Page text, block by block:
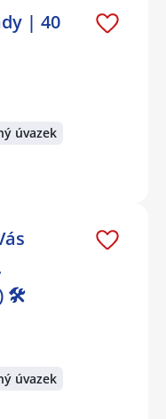
| 40
úvazek
🛠️
úvazek